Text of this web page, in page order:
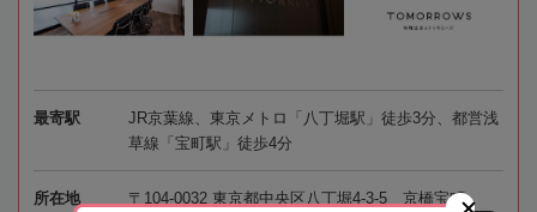
最寄駅
JR京葉線、東京メトロ「八丁堀駅」徒歩3分、都営浅
草線「宝町駅」徒歩4分
所在地
〒104-0032 東京都中央区八丁堀4-3-5 京橋宝町